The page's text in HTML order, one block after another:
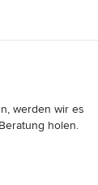
meine
damit.
werden wir es
holen.